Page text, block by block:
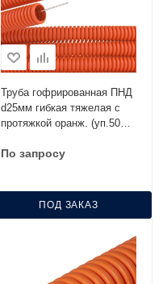
Труба гофрированная ПНД
d25мм гибкая тяжелая с
протяжкой оранж. (уп.50м)
По запросу
ПОД ЗАКАЗ